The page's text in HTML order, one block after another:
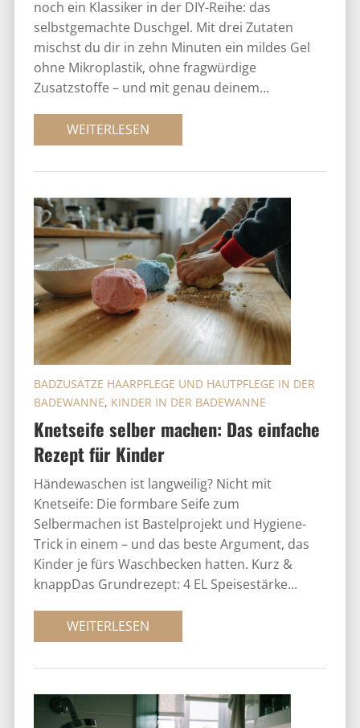
noch ein Klassiker in der DIY-Reihe: das
selbstgemachte Duschgel. Mit drei Zutaten
mischst du dir in zehn Minuten ein mildes Gel
ohne Mikroplastik, ohne fragwürdige
Zusatzstoffe – und mit genau deinem...
WEITERLESEN
Knetseife selber machen: Das einfache
Rezept für Kinder
BADZUSÄTZE HAARPFLEGE UND HAUTPFLEGE IN DER
BADEWANNE, KINDER IN DER BADEWANNE
Händewaschen ist langweilig? Nicht mit
Knetseife: Die formbare Seife zum
Selbermachen ist Bastelprojekt und Hygiene-
Trick in einem – und das beste Argument, das
Kinder je fürs Waschbecken hatten. Kurz &
knappDas Grundrezept: 4 EL Speisestärke...
WEITERLESEN